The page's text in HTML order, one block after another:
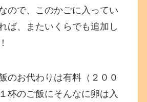
ので、このかごに入ってい
ば、またいくらでも追加し
のお代わりは有料（２００
杯のご飯にそんなに卵は入